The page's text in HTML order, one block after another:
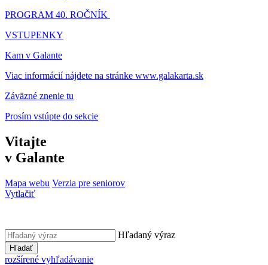
PROGRAM 40. ROČNÍK
VSTUPENKY
Kam v Galante
Viac informácií nájdete na stránke www.galakarta.sk
Záväzné znenie tu
Prosím vstúpte do sekcie
Vitajte
v Galante
Mapa webu Verzia pre seniorov
Vytlačiť
Hľadaný výraz
Hľadať
rozšírené vyhľadávanie